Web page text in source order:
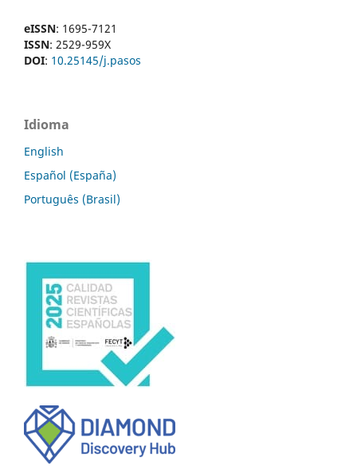
eISSN: 1695-7121
ISSN: 2529-959X
DOI: 10.25145/j.pasos
Idioma
English
Español (España)
Português (Brasil)